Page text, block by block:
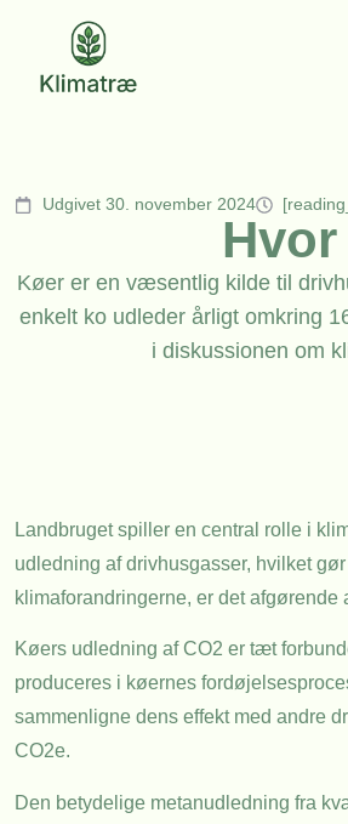
Udgivet 30. november 2024
Køer er en væsentlig kilde til
enkelt ko udleder årligt omkring
i diskussionen om
Landbruget spiller en central rolle i
udledning af drivhusgasser, hvilket
klimaforandringerne, er det
Køers udledning af CO2 er tæt
produceres i køernes
sammenligne dens effekt med andre
CO2e.
Den betydelige metanudledning fra